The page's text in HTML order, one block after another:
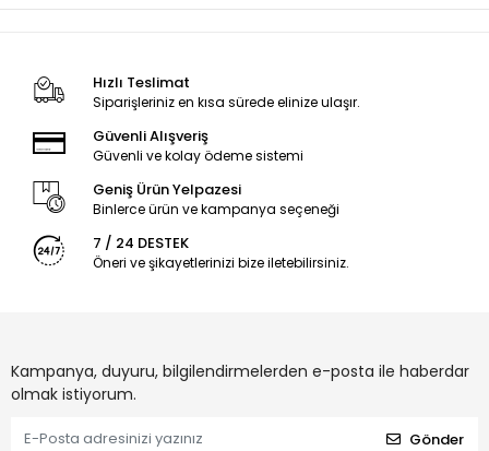
Hızlı Teslimat
Siparişleriniz en kısa sürede elinize ulaşır.
Güvenli Alışveriş
Güvenli ve kolay ödeme sistemi
Geniş Ürün Yelpazesi
Binlerce ürün ve kampanya seçeneği
7 / 24 DESTEK
Öneri ve şikayetlerinizi bize iletebilirsiniz.
Kampanya, duyuru, bilgilendirmelerden e-posta ile haberdar
olmak istiyorum.
Gönder